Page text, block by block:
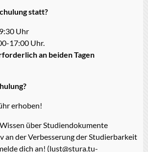
statt?
Uhr
17:00 Uhr.​
an beiden Tagen
erhoben!
über Studiendokumente
an der Verbesserung der Studierbarkeit
dich an! (lust@stura.tu-